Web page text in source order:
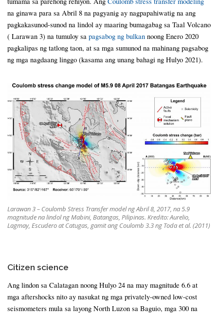
na ginawa para sa Abril 8 na pagyanig ay nagpapahiwatig na ang
pagkakasunod-sunod na lindol ay maaring bumagabag sa Taal Volcano
( Larawan 3) na tumuloy sa pagsabog ng bulkan noong Enero 2020
pagkalipas ng tatlong taon, at sa mga sumunod na mahinang pagsabog
ng mga nagdaang linggo (kasama ang unang bahagi ng Hulyo 2021).
Larawan 3 – Coulomb Stress Transfer model ng Abril 8, 2017, na 5.9
magnitude na lindol ng Mabini, Batangas, Pilipinas. Kredito: Aurelio,
Lagmay, Escudero at Catugas, gamit ang Coulomb 3.3 ng Toda et al. (2011)
Citizen science
Ang lindon sa Calatagan noong Hulyo 24 na may magnitude 6.6 at
mga aftershocks nito ay nasukat ng mga privately-owned low-cost
seismometers mula sa layong North Luzon sa Baguio, mga 300 na